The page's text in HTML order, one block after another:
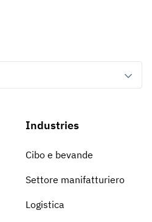
Industries
Cibo e bevande
Settore manifatturiero
Logistica